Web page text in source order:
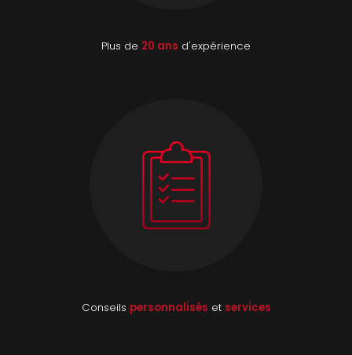
Plus de 20 ans d'expérience
Conseils personnalisés et services